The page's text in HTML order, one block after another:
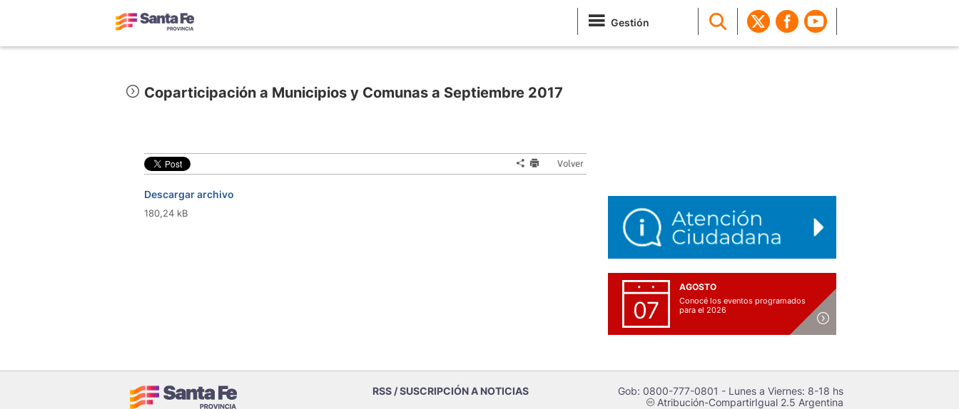
Gestión
Coparticipación a Municipios y Comunas a Septiembre 2017
Volver
Descargar archivo
180,24 kB
07
AGOSTO
Conocé los eventos programados
para el 2026
RSS / SUSCRIPCIÓN A NOTICIAS Gob: 0800-777-0801 - Lunes a Viernes: 8-18 hs
cAtribución-CompartirIgual 2.5 Argentina